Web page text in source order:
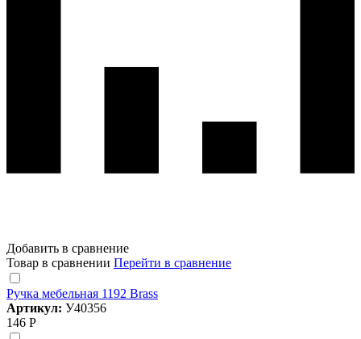
Добавить в сравнение
Товар в сравнении Перейти в сравнение
Ручка мебельная 1192 Brass
Артикул: У40356
146 Р